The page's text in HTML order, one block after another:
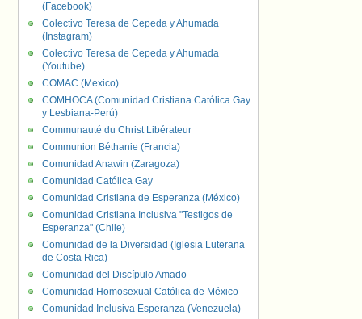
(Facebook)
Colectivo Teresa de Cepeda y Ahumada
(Instagram)
Colectivo Teresa de Cepeda y Ahumada
(Youtube)
COMAC (Mexico)
COMHOCA (Comunidad Cristiana Católica Gay
y Lesbiana-Perú)
Communauté du Christ Libérateur
Communion Béthanie (Francia)
Comunidad Anawin (Zaragoza)
Comunidad Católica Gay
Comunidad Cristiana de Esperanza (México)
Comunidad Cristiana Inclusiva "Testigos de
Esperanza" (Chile)
Comunidad de la Diversidad (Iglesia Luterana
de Costa Rica)
Comunidad del Discípulo Amado
Comunidad Homosexual Católica de México
Comunidad Inclusiva Esperanza (Venezuela)